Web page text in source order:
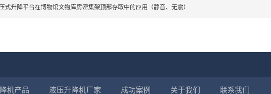
式升降平台在博物馆文物库房密集架顶部存取中的应用（静音、无震）
机产品 液压升降机厂家 成功案例 关于我们 联系我们